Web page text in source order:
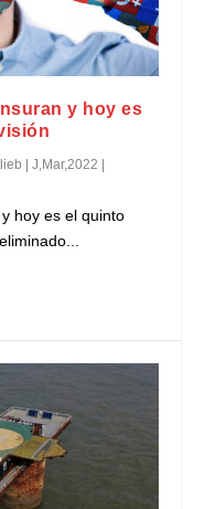
y hoy es
|J,Mar,2022
hoy es el quinto